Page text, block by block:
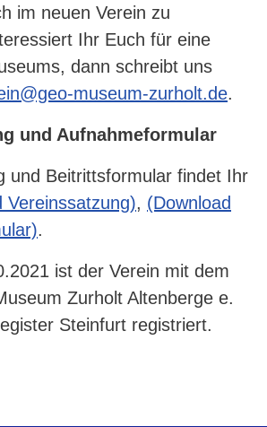
im neuen Verein zu
Ihr Euch für eine
dann schreibt uns
museum-zurholt.de.
und Aufnahmeformular
und Beitrittsformular findet Ihr
Vereinssatzung), (Download
.
ist der Verein mit dem
Zurholt Altenberge e.
Steinfurt registriert.